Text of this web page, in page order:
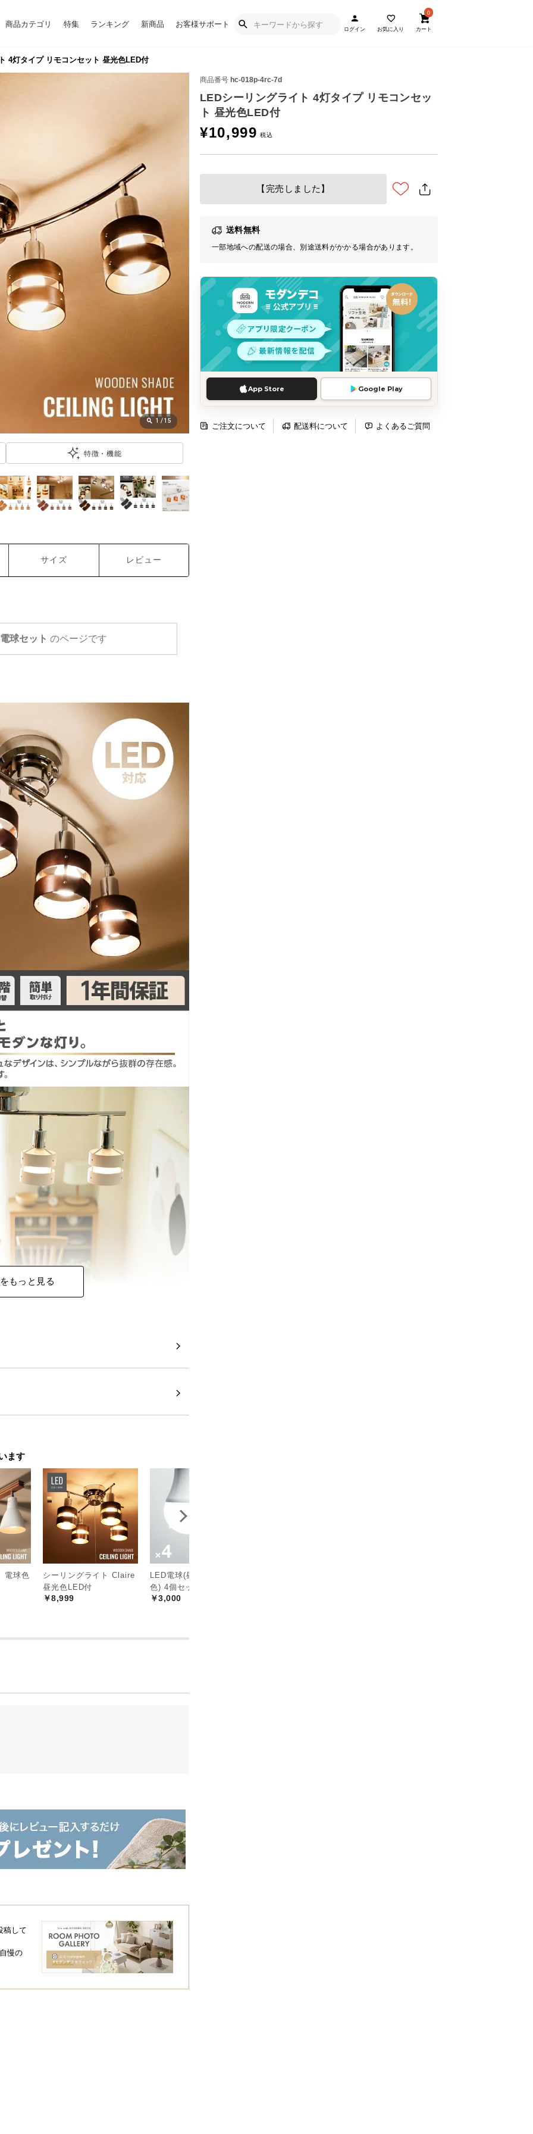
商品カテゴリ 特集 ランキング 新商品 お客様サポート
ログイン お気に入り
0
カート
4灯タイプ リモコンセット 昼光色LED付
商品番号 hc-018p-4rc-7d
LEDシーリングライト 4灯タイプ リモコンセッ
ト 昼光色LED付
¥10,999
【完売しました】
送料無料
一部地域への配送の場合、別途送料がかかる場合があります。
App Store Google Play
ご注文について 配送料について よくあるご質問
1 /15
特徴・機能
サイズ レビュー
球セット のページです
もっと見る
ます
電球色
シーリングライト Claire
昼光色LED付
￥8,999
LED電球(昼光色・電球
色) 4個セット
￥3,000
稿して
慢の